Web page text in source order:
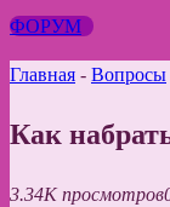
ФОРУМ
Главная - Вопросы
Как
3.34K просмотров